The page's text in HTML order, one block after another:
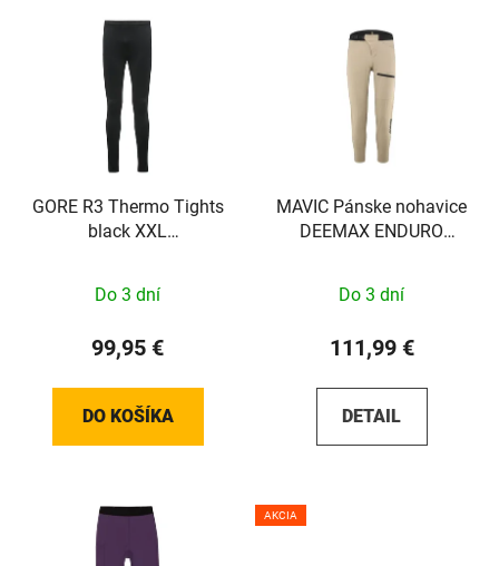
GORE R3 Thermo Tights
black XXL
Do 3 dní
99,95 €
DO KOŠÍKA
MAVIC Pánske nohavice
DEEMAX ENDURO
Do 3 dní
111,99 €
DETAIL
AKCIA